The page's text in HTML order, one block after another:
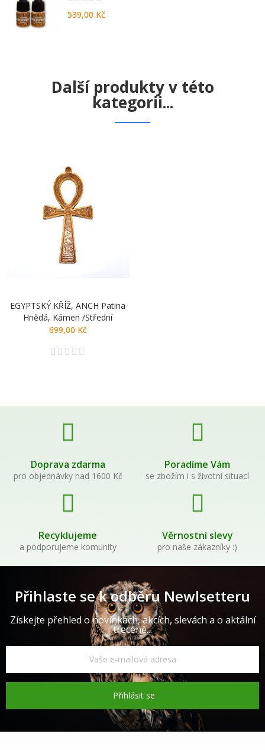
539,00 Kč
Další produkty v této
kategorii...
EGYPTSKÝ KŘÍŽ, ANCH Patina
Hnědá, Kámen /střední
699,00 Kč
Doprava zdarma
pro objednávky nad 1600 Kč
Poradíme Vám
se zbožím i s životní situací
Recyklujeme
a podporujeme komunity
Věrnostní slevy
pro naše zákazníky :)
Přihlaste se k odběru Newlsetteru
Získejte přehled o novinkách, akcích, slevách a o aktální
trecéně...
Přihlásit se